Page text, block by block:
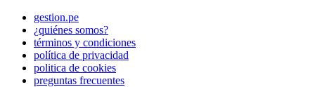
gestion.pe
¿quiénes somos?
términos y condiciones
política de privacidad
politica de cookies
preguntas frecuentes